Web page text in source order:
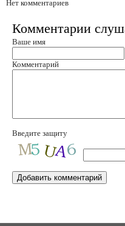
Нет комментариев
Комментарии
Ваше имя
Комментарий
Введите защиту